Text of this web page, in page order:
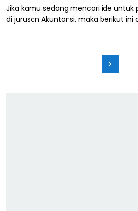
Jika kamu sedang mencari ide untuk
di jurusan Akuntansi, maka berikut ini